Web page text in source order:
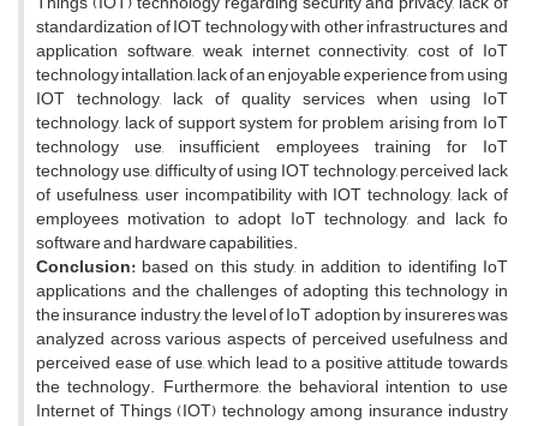
standardization of IOT technology with other infrastructures and
application software, weak internet connectivity, cost of IoT
technology intallation, lack of an enjoyable experience from using
IOT technology, lack of quality services when using IoT
technology, lack of support system for problem arising from IoT
technology use, insufficient employees training for IoT
technology use, difficulty of using IOT technology, perceived lack
of usefulness, user incompatibility with IOT technology, lack of
employees motivation to adopt IoT technology, and lack fo
software and hardware capabilities.
Conclusion: based on this study, in addition to identifing IoT
applications and the challenges of adopting this technology in
the insurance industry, the level of IoT adoption by insureres was
analyzed across various aspects of perceived usefulness and
perceived ease of use, which lead to a positive attitude towards
the technology. Furthermore, the behavioral intention to use
Internet of Things (IOT) technology among insurance industry